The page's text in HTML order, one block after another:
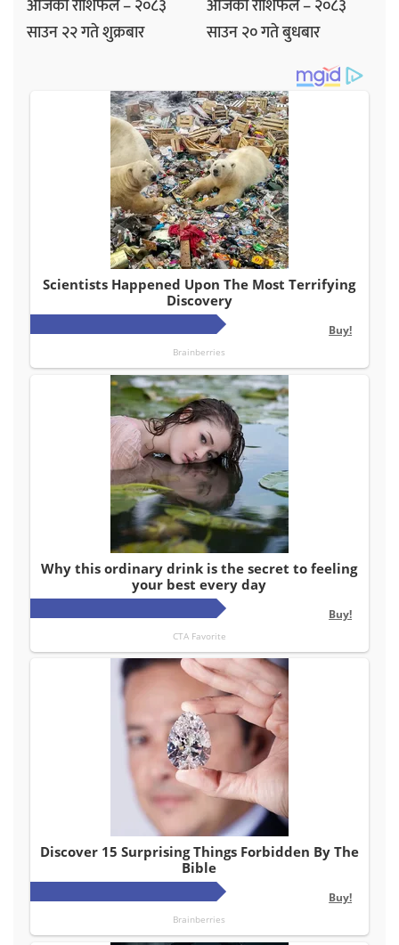
आजको राशिफल – २०८३
साउन २२ गते शुक्रबार
आजको राशिफल – २०८३
साउन २० गते बुधबार